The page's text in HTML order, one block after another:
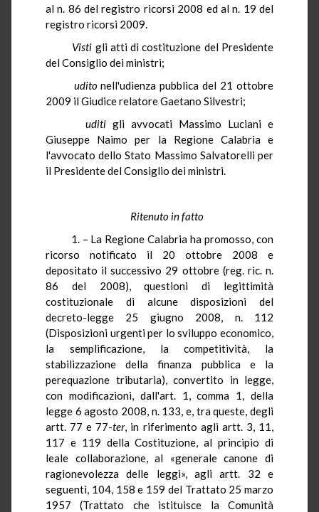
al n. 86 del registro ricorsi 2008 ed al n. 19 del
registro ricorsi 2009.
Visti gli atti di costituzione del Presidente
del Consiglio dei ministri;
uditonell'udienza pubblica del 21 ottobre
2009 il Giudice relatore Gaetano Silvestri;
uditi gli avvocati Massimo Luciani e
Giuseppe Naimo per la Regione Calabria e
l'avvocato dello Stato Massimo Salvatorelli per
il Presidente del Consiglio dei ministri.
Ritenuto in fatto
1. – La Regione Calabria ha promosso, con
ricorso notificato il 20 ottobre 2008 e
depositato il successivo 29 ottobre (reg. ric. n.
86 del 2008), questioni di legittimità
costituzionale di alcune disposizioni del
decreto-legge 25 giugno 2008, n. 112
(Disposizioni urgenti per lo sviluppo economico,
la semplificazione, la competitività, la
stabilizzazione della finanza pubblica e la
perequazione tributaria), convertito in legge,
con modificazioni, dall'art. 1, comma 1, della
legge 6 agosto 2008, n. 133, e, tra queste, degli
artt. 77 e 77-ter, in riferimento agli artt. 3, 11,
117 e 119 della Costituzione, al principio di
leale collaborazione, al «generale canone di
ragionevolezza delle leggi», agli artt. 32 e
seguenti, 104, 158 e 159 del Trattato 25 marzo
1957 (Trattato che istituisce la Comunità